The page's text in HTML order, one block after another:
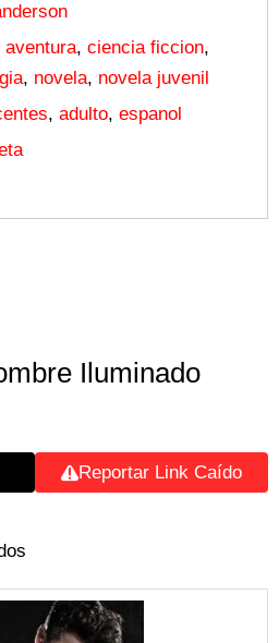
, ciencia ficcion,
, novela, novela juvenil
, adulto, espanol
Iluminado
Reportar Link Caído